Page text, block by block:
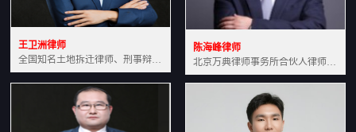
王卫洲律师
全国知名土地拆迁律师、刑事辩护律师北京万典律师事务所主任中国法学会会员北京市行政法研究会理事
陈海峰律师
北京万典律师事务所合伙人律师土地房产专业资深律师